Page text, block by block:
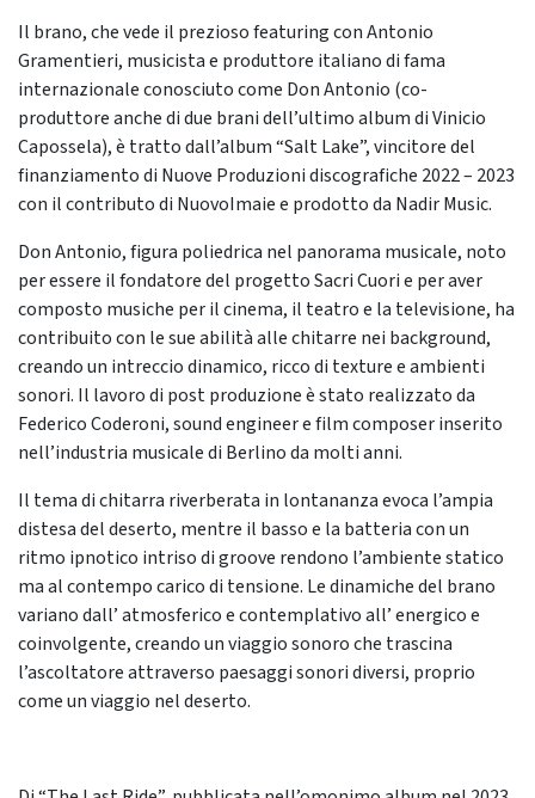
Il brano, che vede il prezioso featuring con Antonio
Gramentieri, musicista e produttore italiano di fama
internazionale conosciuto come Don Antonio (co-
produttore anche di due brani dell’ultimo album di Vinicio
Capossela), è tratto dall’album “Salt Lake”, vincitore del
finanziamento di Nuove Produzioni discografiche 2022 – 2023
con il contributo di NuovoImaie e prodotto da Nadir Music.
Don Antonio, figura poliedrica nel panorama musicale, noto
per essere il fondatore del progetto Sacri Cuori e per aver
composto musiche per il cinema, il teatro e la televisione, ha
contribuito con le sue abilità alle chitarre nei background,
creando un intreccio dinamico, ricco di texture e ambienti
sonori. Il lavoro di post produzione è stato realizzato da
Federico Coderoni, sound engineer e film composer inserito
nell’industria musicale di Berlino da molti anni.
Il tema di chitarra riverberata in lontananza evoca l’ampia
distesa del deserto, mentre il basso e la batteria con un
ritmo ipnotico intriso di groove rendono l’ambiente statico
ma al contempo carico di tensione. Le dinamiche del brano
variano dall’ atmosferico e contemplativo all’ energico e
coinvolgente, creando un viaggio sonoro che trascina
l’ascoltatore attraverso paesaggi sonori diversi, proprio
come un viaggio nel deserto.